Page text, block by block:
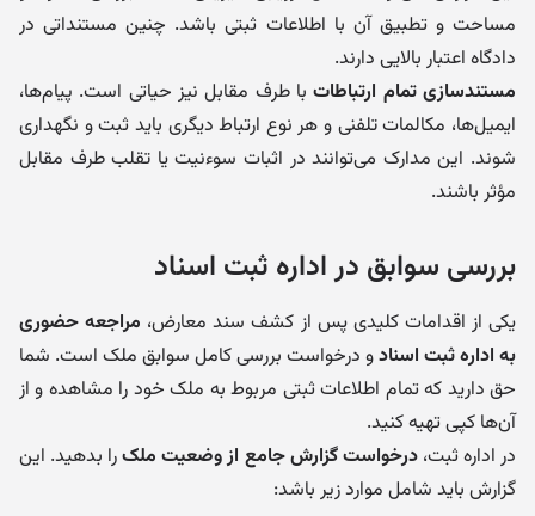
مساحت و تطبیق آن با اطلاعات ثبتی باشد. چنین مستنداتی در
دادگاه اعتبار بالایی دارند.
مستندسازی تمام ارتباطاتبا طرف مقابل نیز حیاتی است. پیام‌ها،
ایمیل‌ها، مکالمات تلفنی و هر نوع ارتباط دیگری باید ثبت و نگهداری
شوند. این مدارک می‌توانند در اثبات سوءنیت یا تقلب طرف مقابل
مؤثر باشند.
بررسی سوابق در اداره ثبت اسناد
یکی از اقدامات کلیدی پس از کشف سند معارض، مراجعه حضوری
به اداره ثبت اسنادو درخواست بررسی کامل سوابق ملک است. شما
حق دارید که تمام اطلاعات ثبتی مربوط به ملک خود را مشاهده و از
آن‌ها کپی تهیه کنید.
در اداره ثبت،درخواست گزارش جامع از وضعیت ملکرا بدهید. این
گزارش باید شامل موارد زیر باشد: